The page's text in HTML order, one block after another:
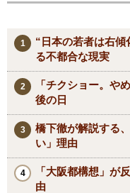
“日本の若者は右
る不都合な現実
「チクショー。
後の日
橋下徹が解説する
い」理由
「大阪都構想」が
由